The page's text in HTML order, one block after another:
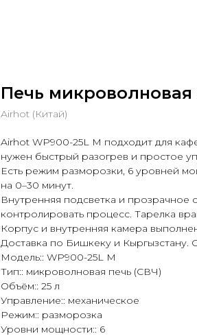
Печь
Airhot (Китай)
Airhot WP900-25L M подходит для
нужен быстрый разогрев и простое
Есть режим разморозки, 6 уровней
на 0–30 минут.
Внутренняя подсветка и прозрачное
контролировать процесс. Тарелка
Корпус и внутренняя камера
Доставка по Бишкеку и Кыргызстану.
Модель:: WP900-25L M
Тип:: микроволновая печь (СВЧ)
Объём:: 25 л
Управление:: механическое
Режим:: разморозка
Уровни мощности:: 6